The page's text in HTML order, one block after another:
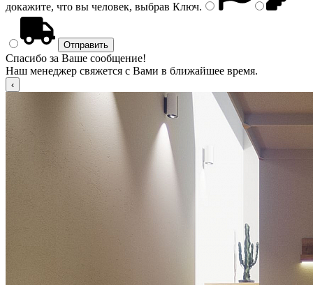
докажите, что вы человек, выбрав Ключ.
Спасибо за Ваше сообщение!
Наш менеджер свяжется с Вами в ближайшее время.